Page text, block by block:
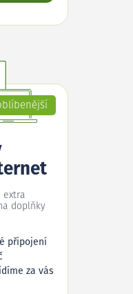
extra
doplňky
připojení
za vás